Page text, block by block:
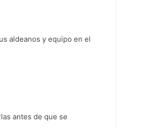
aldeanos y equipo en el
antes de que se